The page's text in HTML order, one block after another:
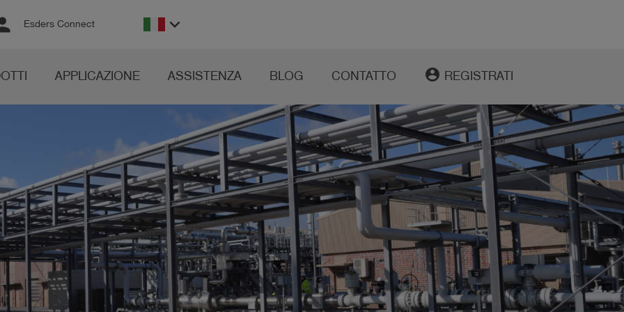
Esders Connect keyboard_arrow_down
APPLICAZIONE ASSISTENZA BLOG CONTATTO account_circle REGISTRATI